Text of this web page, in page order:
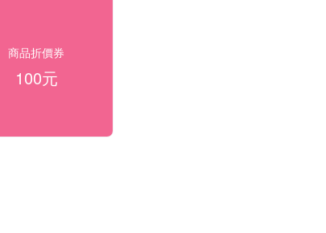
商品折價券
100元